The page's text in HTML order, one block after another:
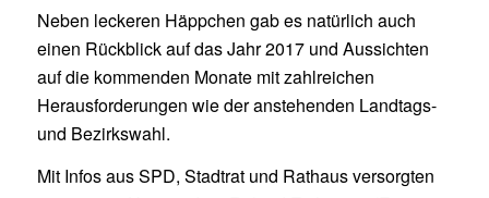
Neben leckeren Häppchen gab es natürlich auch
einen Rückblick auf das Jahr 2017 und Aussichten
auf die kommenden Monate mit zahlreichen
Herausforderungen wie der anstehenden Landtags-
und Bezirkswahl.
Mit Infos aus SPD, Stadtrat und Rathaus versorgten